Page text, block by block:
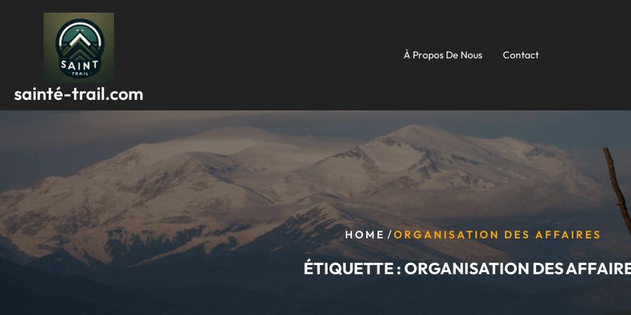
sainté-trail.com
À Propos De Nous Contact
HOME/ORGANISATION DES AFFAIRES
ÉTIQUETTE :ORGANISATION DES